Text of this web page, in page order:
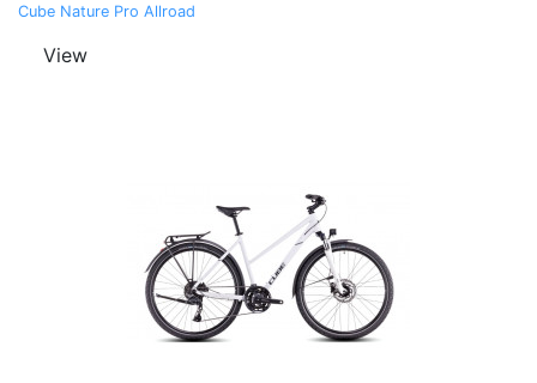
Cube Nature Pro Allroad
View